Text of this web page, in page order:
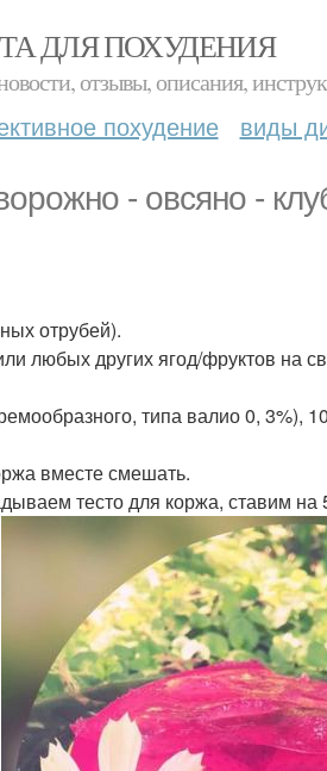
ДЛЯ ПОХУДЕНИЯ
отзывы, описания,
похудение виды
- овсяно -
отрубей).
любых других ягод/фруктов на
типа валио 0, 3%),
вместе смешать.
тесто для коржа, ставим на